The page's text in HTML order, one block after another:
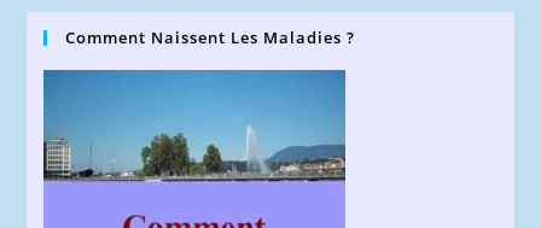
Comment Naissent Les Maladies ?